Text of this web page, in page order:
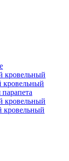
кровельный
кровельный
кровельный
кровельный